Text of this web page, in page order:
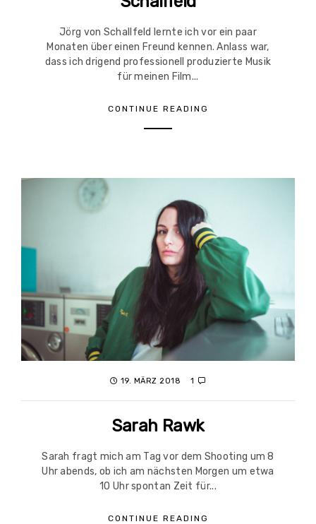
Jörg von Schallfeld lernte ich vor ein paar
Monaten über einen Freund kennen. Anlass war,
dass ich drigend professionell produzierte Musik
für meinen Film...
CONTINUE READING
19. MÄRZ 2018 1
Sarah Rawk
Sarah fragt mich am Tag vor dem Shooting um 8
Uhr abends, ob ich am nächsten Morgen um etwa
10 Uhr spontan Zeit für...
CONTINUE READING